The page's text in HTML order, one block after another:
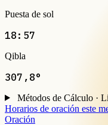
Puesta de sol
18:57
Qibla
307,8°
Métodos de Cálculo ·
Horarios de oración este
Oración